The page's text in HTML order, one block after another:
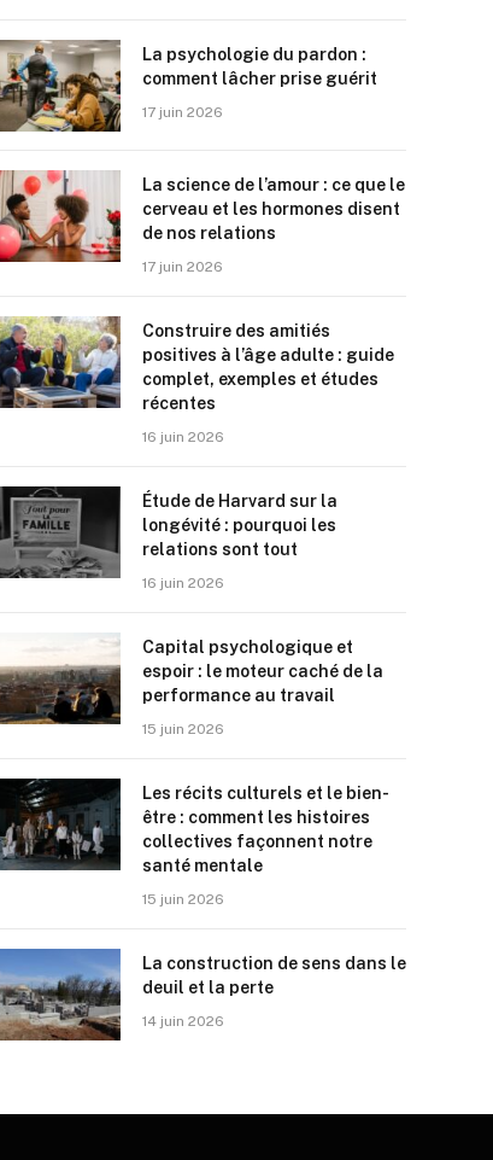
La psychologie du pardon :
comment lâcher prise guérit
17 juin 2026
La science de l’amour : ce que le
cerveau et les hormones disent
de nos relations
17 juin 2026
Construire des amitiés
positives à l’âge adulte : guide
complet, exemples et études
récentes
16 juin 2026
Étude de Harvard sur la
longévité : pourquoi les
relations sont tout
16 juin 2026
Capital psychologique et
espoir : le moteur caché de la
performance au travail
15 juin 2026
Les récits culturels et le bien-
être : comment les histoires
collectives façonnent notre
santé mentale
15 juin 2026
La construction de sens dans le
deuil et la perte
14 juin 2026